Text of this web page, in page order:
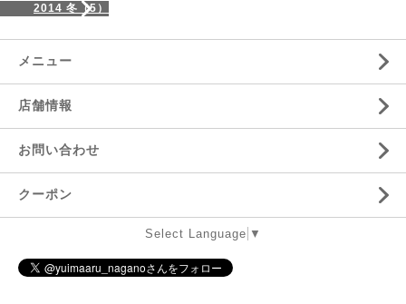
2014 冬（5）
メニュー
店舗情報
お問い合わせ
クーポン
Select Language ▼